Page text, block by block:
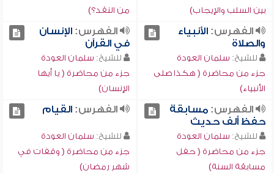
بين السلب والإيجاب)
من النقد؟)
الفهرس:الأنبياء
والصلاة
للشيخ: سلمان العودة
جزء من محاضرة ( هكذا صلى
الأنبياء)
الفهرس:الإنسان
في القرآن
للشيخ: سلمان العودة
جزء من محاضرة ( يا أيها
الإنسان)
الفهرس:مسابقة
حفظ ألف حديث
للشيخ: سلمان العودة
جزء من محاضرة ( حفل
مسابقة السنة)
الفهرس:القيام
للشيخ: سلمان العودة
جزء من محاضرة ( وقفات في
شهر رمضان)